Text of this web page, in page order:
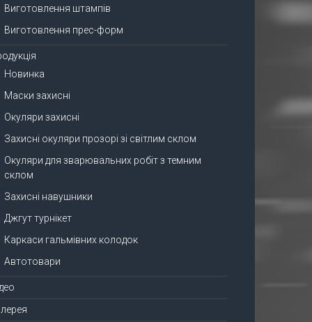
Виготовлення штампів
Виготовлення прес-форм
Новинка
Маски захисні
Окуляри захисні
Захисні окуляри прозорі зі світлим склом
Окуляри для зварювальних робіт з темним
склом
Захисні навушники
Джгут турнікет
Каркаси гальмівних колодок
Автотовари